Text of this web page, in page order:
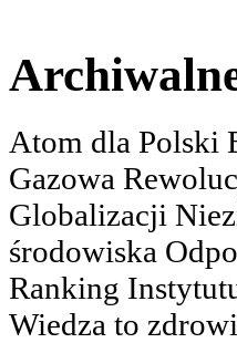
Atom dla Polski
Gazowa
Globalizacji
środowiska
Ranking
Wiedza to